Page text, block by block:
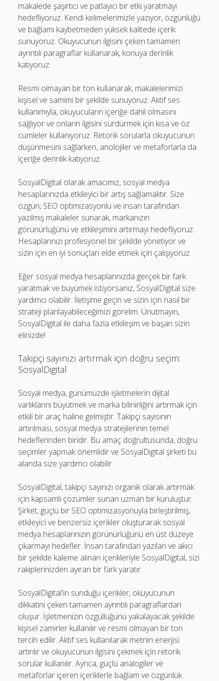
makalede şaşırtıcı ve patlayıcı bir etki yaratmayı
hedefliyoruz. Kendi kelimelerimizle yazıyor, özgünlüğü
ve bağlamı kaybetmeden yüksek kalitede içerik
sunuyoruz. Okuyucunun ilgisini çeken tamamen
ayrıntılı paragraflar kullanarak, konuya derinlik
katıyoruz.
Resmi olmayan bir ton kullanarak, makalelerimizi
kişisel ve samimi bir şekilde sunuyoruz. Aktif ses
kullanımıyla, okuyucuların içeriğe dahil olmasını
sağlıyor ve onların ilgisini sürdürmek için kısa ve öz
cümleler kullanıyoruz. Retorik sorularla okuyucunun
düşünmesini sağlarken, anolojiler ve metaforlarla da
içeriğe derinlik katıyoruz.
SosyalDigital olarak amacımız, sosyal medya
hesaplarınızda etkileyici bir artış sağlamaktır. Size
özgün, SEO optimizasyonlu ve insan tarafından
yazılmış makaleler sunarak, markanızın
görünürlüğünü ve etkileşimini artırmayı hedefliyoruz.
Hesaplarınızı profesyonel bir şekilde yönetiyor ve
sizin için en iyi sonuçları elde etmek için çalışıyoruz.
Eğer sosyal medya hesaplarınızda gerçek bir fark
yaratmak ve büyümek istiyorsanız, SosyalDigital size
yardımcı olabilir. İletişime geçin ve sizin için nasıl bir
strateji planlayabileceğimizi görelim. Unutmayın,
SosyalDigital ile daha fazla etkileşim ve başarı sizin
elinizde!
Takipçi sayınızı artırmak için doğru seçim:
SosyalDigital
Sosyal medya, günümüzde işletmelerin dijital
varlıklarını büyütmek ve marka bilinirliğini artırmak için
etkili bir araç haline gelmiştir. Takipçi sayısının
artırılması, sosyal medya stratejilerinin temel
hedeflerinden biridir. Bu amaç doğrultusunda, doğru
seçimler yapmak önemlidir ve SosyalDigital şirketi bu
alanda size yardımcı olabilir.
SosyalDigital, takipçi sayınızı organik olarak artırmak
için kapsamlı çözümler sunan uzman bir kuruluştur.
Şirket, güçlü bir SEO optimizasyonuyla birleştirilmiş,
etkileyici ve benzersiz içerikler oluşturarak sosyal
medya hesaplarınızın görünürlüğünü en üst düzeye
çıkarmayı hedefler. İnsan tarafından yazılan ve akıcı
bir şekilde kaleme alınan içerikleriyle SosyalDigital, sizi
rakiplerinizden ayıran bir fark yaratır.
SosyalDigital'in sunduğu içerikler, okuyucunun
dikkatini çeken tamamen ayrıntılı paragraflardan
oluşur. İşletmenizin özgüllüğünü yakalayacak şekilde
kişisel zamirler kullanılır ve resmi olmayan bir ton
tercih edilir. Aktif ses kullanılarak metnin enerjisi
artırılır ve okuyucunun ilgisini çekmek için retorik
sorular kullanılır. Ayrıca, güçlü analogiler ve
metaforlar içeren içeriklerle bağlam ve özgünlük